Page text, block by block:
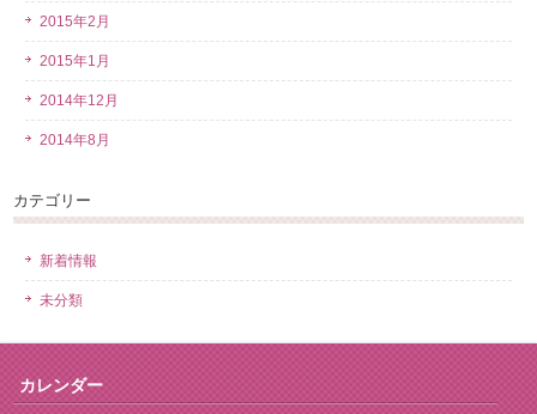
2015年2月
2015年1月
2014年12月
2014年8月
カテゴリー
新着情報
未分類
カレンダー